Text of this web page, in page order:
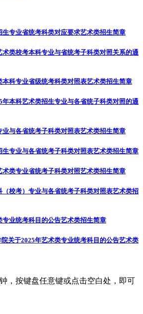
生专业省统考科类对应要求艺术类招生简章
术类校考本科专业与省统考子科类对照关系的通
科专业省级统考科类对照表艺术类招生简章
年本科艺术类招生专业与各省统子科类对照的通
与各省统考子科类对照表艺术类招生简章
专业与各省统考子科类对照表艺术类招生简章
类专业省统考子科类对照艺术类招生简章
校考）专业与各省统考子科类对照表艺术类招
专业统考科目的公告艺术类招生简章
关于2025年艺术类专业统考科目的公告艺术类
，按键盘任意键或点击空白处，即可